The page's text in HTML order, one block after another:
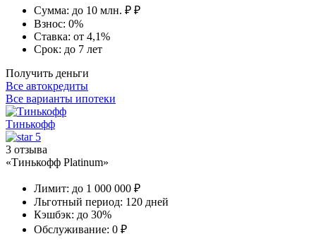
Сумма: до 10 млн. ₽ ₽
Взнос: 0%
Ставка: от 4,1%
Срок: до 7 лет
Получить деньги
Все автокредиты
Все варианты ипотеки
Тинькофф
5
3 отзыва
«Тинькофф Platinum»
Лимит: до 1 000 000 ₽
Льготный период: 120 дней
Кэшбэк: до 30%
Обслуживание: 0 ₽